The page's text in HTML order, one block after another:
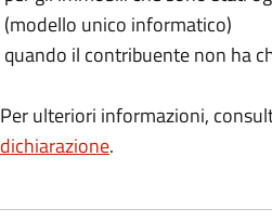
(modello unico informatico)
quando il contribuente non ha
Per ulteriori informazioni,
dichiarazione.